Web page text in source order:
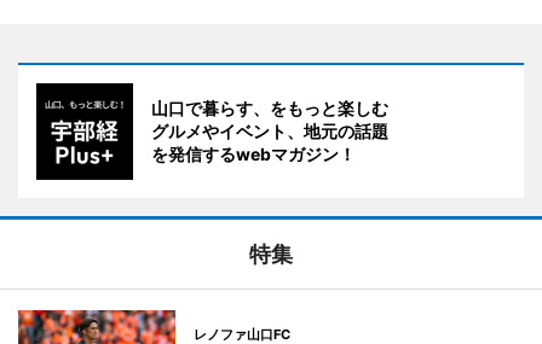
山口で暮らす、をもっと楽しむ
グルメやイベント、地元の話題
を発信するwebマガジン！
特集
レノファ山口FC